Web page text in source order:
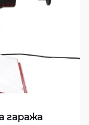
гаража